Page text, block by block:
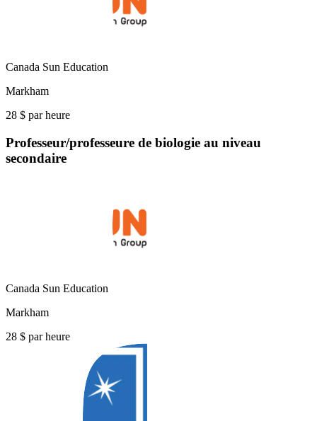
Canada Sun Education
Markham
28 $ par heure
Professeur/professeure de biologie au niveau
secondaire
Canada Sun Education
Markham
28 $ par heure